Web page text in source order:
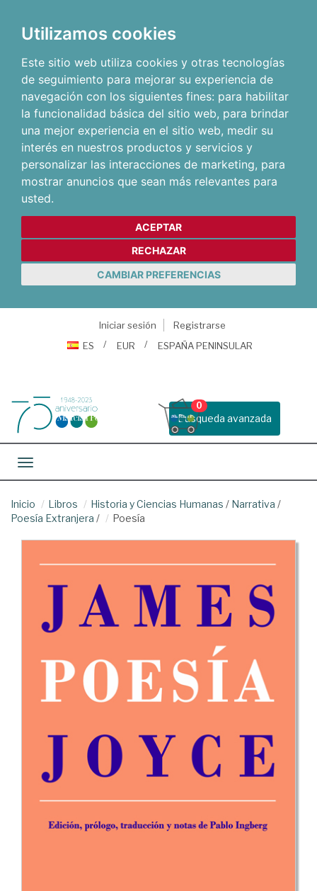
Utilizamos cookies
Este sitio web utiliza cookies y otras tecnologías
de seguimiento para mejorar su experiencia de
navegación con los siguientes fines: para habilitar
la funcionalidad básica del sitio web, para brindar
una mejor experiencia en el sitio web, medir su
interés en nuestros productos y servicios y
personalizar las interacciones de marketing, para
mostrar anuncios que sean más relevantes para
usted.
ACEPTAR
RECHAZAR
CAMBIAR PREFERENCIAS
Iniciar sesión
Registrarse
ES
EUR ESPAÑA PENINSULAR
Busqueda avanzada
0
Toggle navigation
Inicio Libros Historia y Ciencias Humanas / Narrativa /
Poesía Extranjera / Poesía